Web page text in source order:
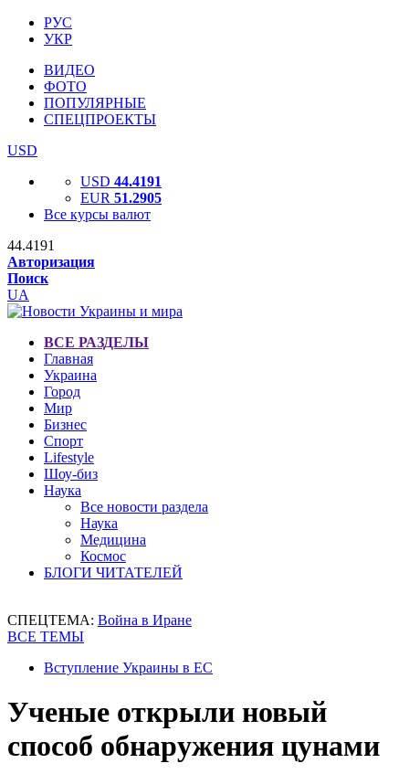
РУС
УКР
ВИДЕО
ФОТО
ПОПУЛЯРНЫЕ
СПЕЦПРОЕКТЫ
USD
USD 44.4191
EUR 51.2905
Все курсы валют
44.4191
Авторизация
Поиск
UA
ВСЕ РАЗДЕЛЫ
Главная
Украина
Город
Мир
Бизнес
Спорт
Lifestyle
Шоу-биз
Наука
Все новости раздела
Наука
Медицина
Космос
БЛОГИ ЧИТАТЕЛЕЙ
СПЕЦТЕМА: Война в Иране
ВСЕ ТЕМЫ
Вступление Украины в ЕС
Ученые открыли новый
способ обнаружения цунами